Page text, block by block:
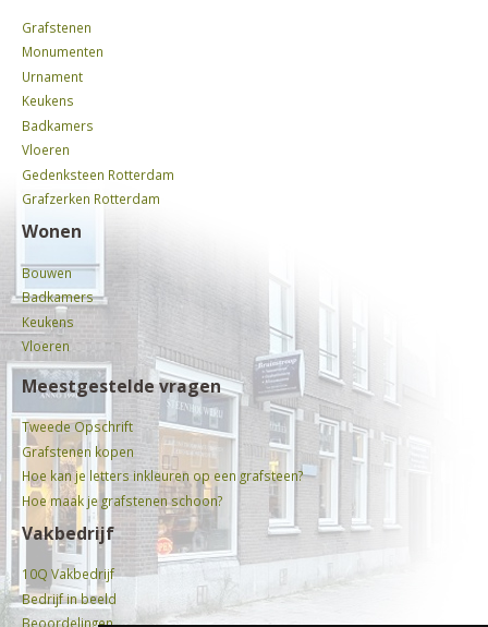
Grafstenen
Monumenten
Urnament
Keukens
Badkamers
Vloeren
Gedenksteen Rotterdam
Grafzerken Rotterdam
Wonen
Bouwen
Badkamers
Keukens
Vloeren
Meestgestelde vragen
Tweede Opschrift
Grafstenen kopen
Hoe kan je letters inkleuren op een grafsteen?
Hoe maak je grafstenen schoon?
Vakbedrijf
10Q Vakbedrijf
Bedrijf in beeld
Beoordelingen